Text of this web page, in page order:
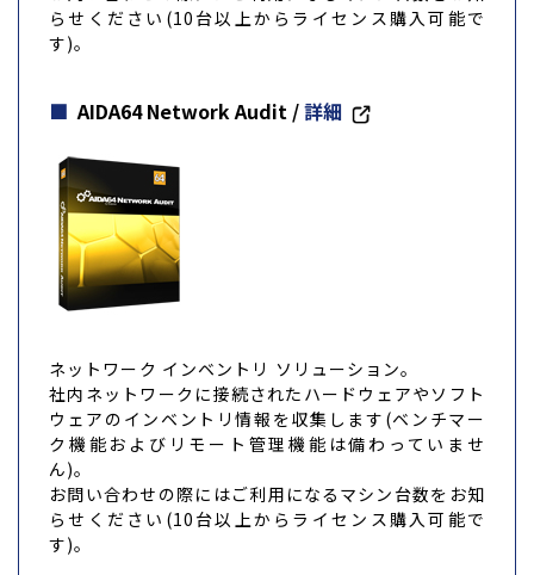
らせください(10台以上からライセンス購入可能で
す)。
AIDA64 Network Audit /詳細
ネットワーク インベントリ ソリューション。
社内ネットワークに接続されたハードウェアやソフト
ウェアのインベントリ情報を収集します(ベンチマー
ク機能およびリモート管理機能は備わっていませ
ん)。
お問い合わせの際にはご利用になるマシン台数をお知
らせください(10台以上からライセンス購入可能で
す)。